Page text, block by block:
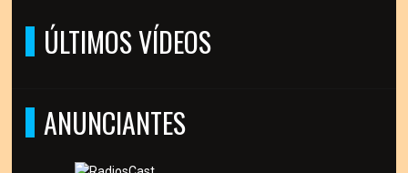
ÚLTIMOS VÍDEOS
ANUNCIANTES